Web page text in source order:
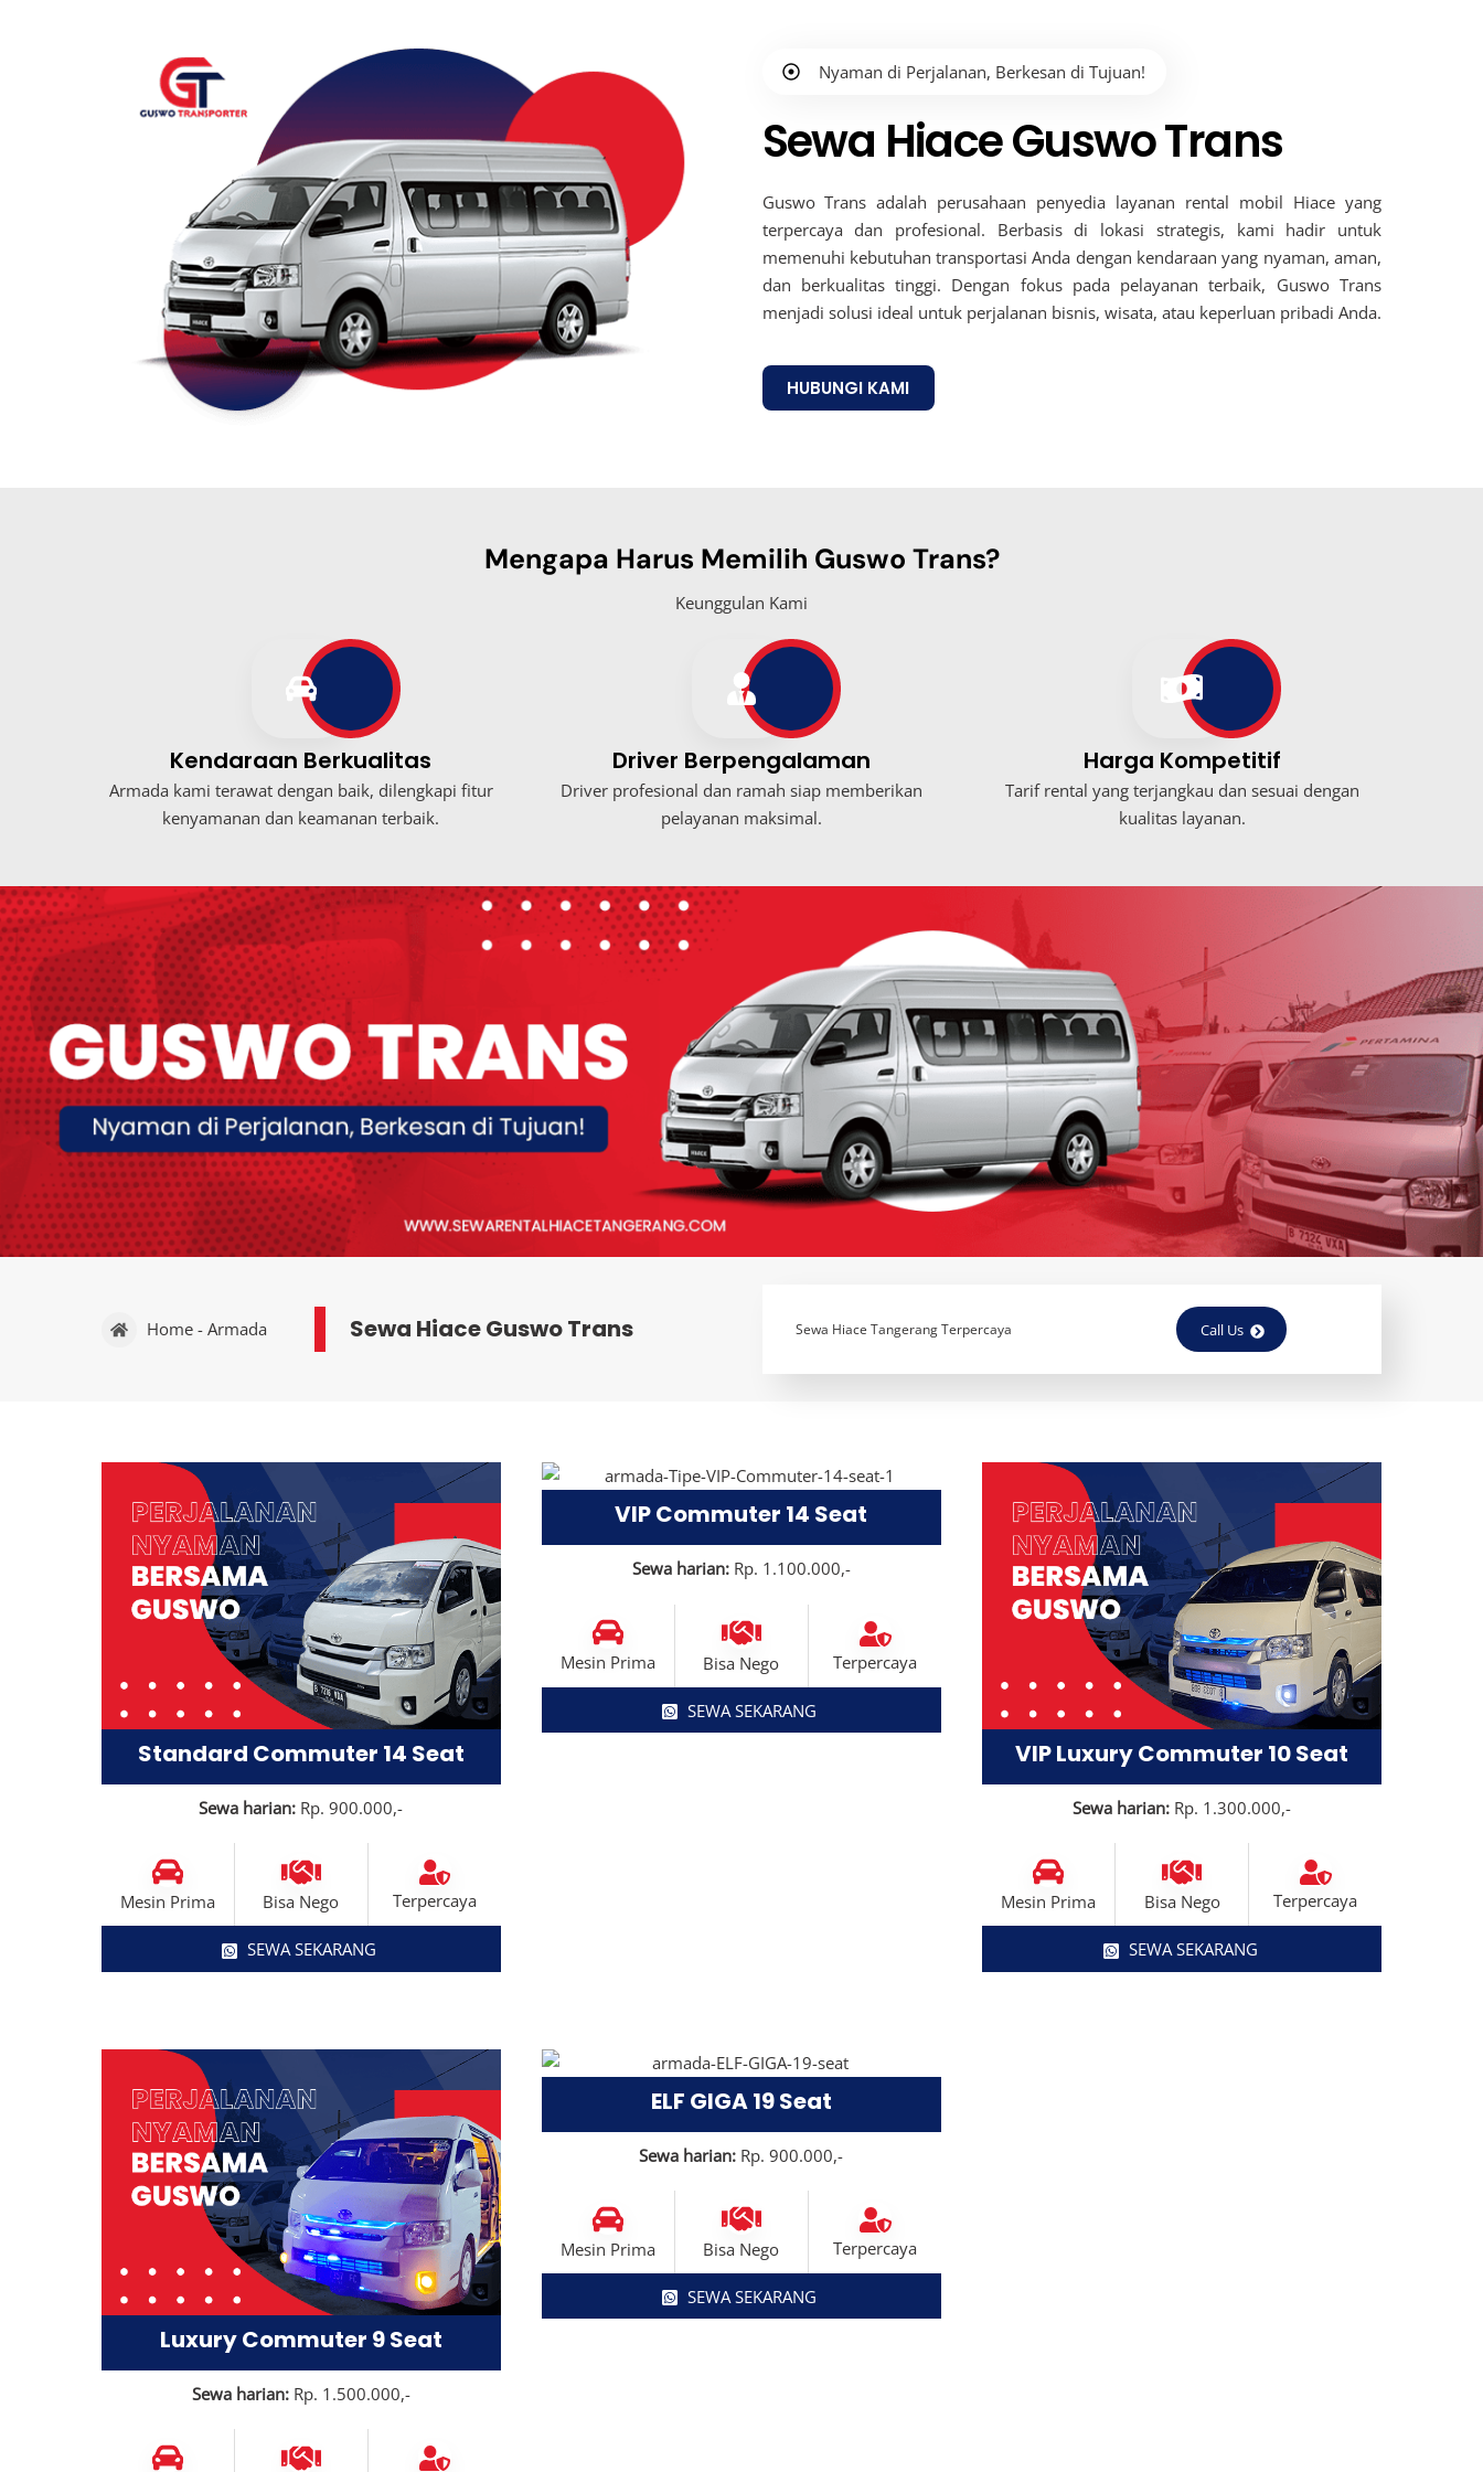
Nyaman di Perjalanan, Berkesan di Tujuan!
Sewa Hiace Guswo Trans
Guswo Trans adalah perusahaan penyedia layanan rental mobil Hiace yang
terpercaya dan profesional. Berbasis di lokasi strategis, kami hadir untuk
memenuhi kebutuhan transportasi Anda dengan kendaraan yang nyaman, aman,
dan berkualitas tinggi. Dengan fokus pada pelayanan terbaik, Guswo Trans
menjadi solusi ideal untuk perjalanan bisnis, wisata, atau keperluan pribadi Anda.
HUBUNGI KAMI
Mengapa Harus Memilih Guswo Trans?
Keunggulan Kami
Kendaraan Berkualitas
Armada kami terawat dengan baik, dilengkapi fitur
kenyamanan dan keamanan terbaik.
Driver Berpengalaman
Driver profesional dan ramah siap memberikan
pelayanan maksimal.
Harga Kompetitif
Tarif rental yang terjangkau dan sesuai dengan
kualitas layanan.
Home - Armada Sewa Hiace Guswo Trans Sewa Hiace Tangerang Terpercaya Call Us
Standard Commuter 14 Seat
Sewa harian: Rp. 900.000,-
Mesin Prima Bisa Nego Terpercaya
SEWA SEKARANG
VIP Commuter 14 Seat
Sewa harian:Rp. 1.100.000,-
Mesin Prima Bisa Nego Terpercaya
SEWA SEKARANG
VIP Luxury Commuter 10 Seat
Sewa harian: Rp. 1.300.000,-
Mesin Prima Bisa Nego Terpercaya
SEWA SEKARANG
Luxury Commuter 9 Seat
Sewa harian:Rp. 1.500.000,-
ELF GIGA 19 Seat
Sewa harian: Rp. 900.000,-
Mesin Prima Bisa Nego Terpercaya
SEWA SEKARANG